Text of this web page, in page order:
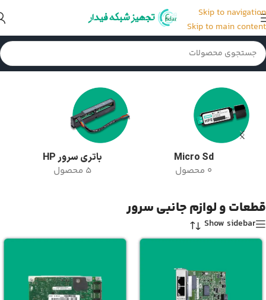
Skip to navigation
Skip to main content
خانه/قطعات و لوازم جانبی سرور/برگه 3
Micro Sd
0 محصول
باتری سرور HP
5 محصول
قطعات و لوازم جانبی سرور
Show sidebar